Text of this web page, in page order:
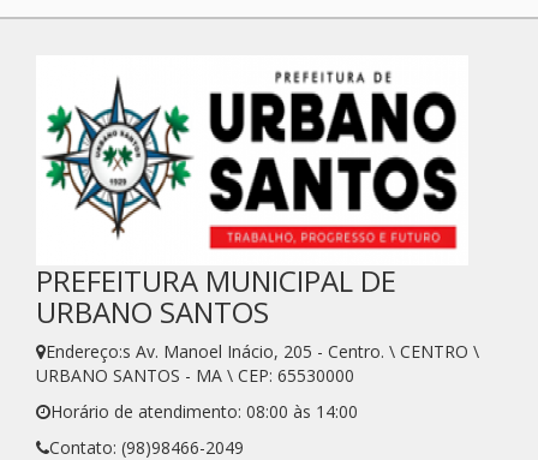
PREFEITURA MUNICIPAL DE
URBANO SANTOS
Endereço:s Av. Manoel Inácio, 205 - Centro. \ CENTRO \
URBANO SANTOS - MA \ CEP: 65530000
Horário de atendimento: 08:00 às 14:00
Contato: (98)98466-2049